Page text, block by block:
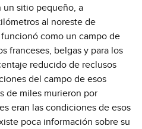
un sitio pequeño, a
al noreste de
funcionó como un campo de
franceses, belgas y para los
reducido de reclusos
del campo de esos
de miles murieron por
eran las condiciones de esos
poca información sobre su